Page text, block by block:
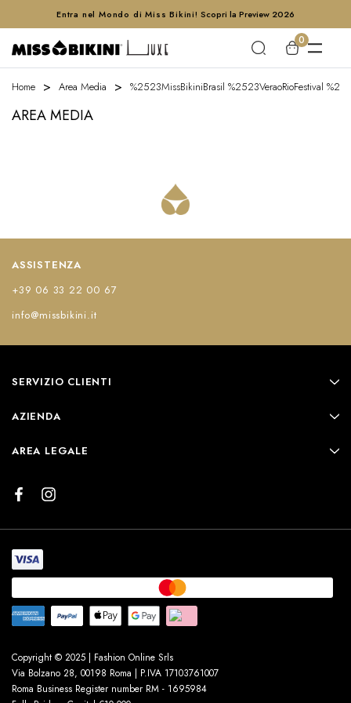
Entra nel Mondo di Miss Bikini! Scopri la Preview 2026
0
Home Area Media %2523MissBikiniBrasil %2523VeraoRioFestival
AREA MEDIA
ASSISTENZA
+39 06 33 22 00 67
info@missbikini.it
SERVIZIO CLIENTI
AZIENDA
AREA LEGALE
Copyright © 2025 | Fashion Online Srls
Via Bolzano 28, 00198 Roma | P.IVA 17103761007
Roma Business Register number RM - 1695984